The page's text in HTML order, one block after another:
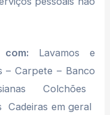
Lavamos e
– Carpete – Banco
 Colchões 
Cadeiras em geral 